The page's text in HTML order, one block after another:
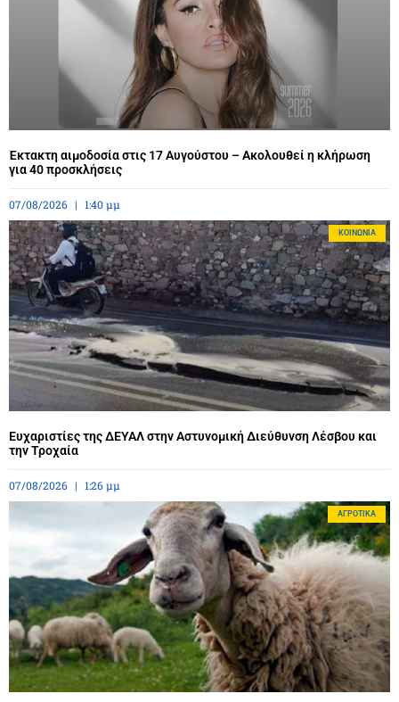
Έκτακτη αιμοδοσία στις 17 Αυγούστου – Ακολουθεί η κλήρωση
για 40 προσκλήσεις
07/08/2026 1:40 μμ
ΚΟΙΝΩΝΊΑ
Ευχαριστίες της ΔΕΥΑΛ στην Αστυνομική Διεύθυνση Λέσβου και
την Τροχαία
07/08/2026 1:26 μμ
ΑΓΡΟΤΙΚΆ